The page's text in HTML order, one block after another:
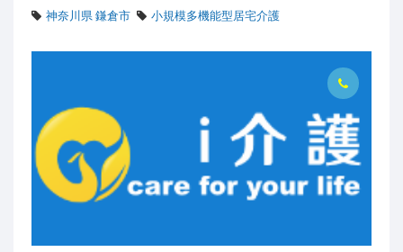
神奈川県 鎌倉市
小規模多機能型居宅介護